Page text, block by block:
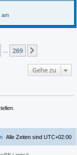
am
269
Gehe zu
Alle Zeiten sind UTC+02:00